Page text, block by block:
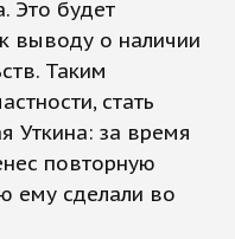
Это будет
выводу о наличии
Таким
стать
Уткина: за время
повторную
ему сделали во